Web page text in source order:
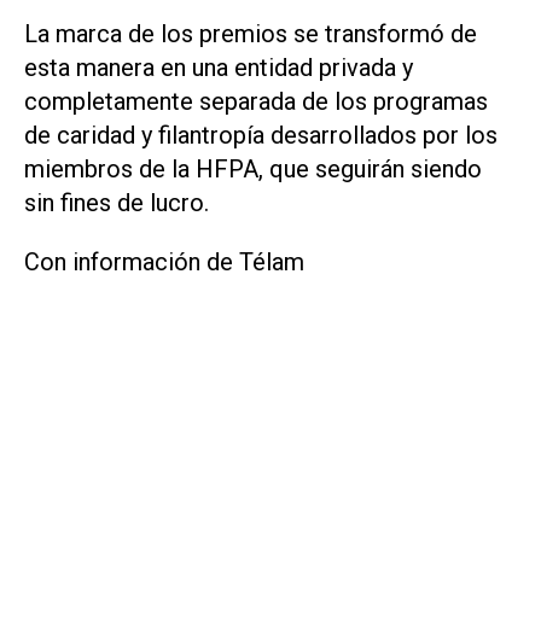
La marca de los premios se transformó de
esta manera en una entidad privada y
completamente separada de los programas
de caridad y filantropía desarrollados por los
miembros de la HFPA, que seguirán siendo
sin fines de lucro.
Con información de Télam